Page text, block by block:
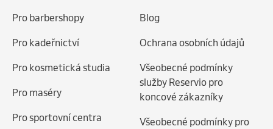
Pro barbershopy
Pro kadeřnictví
Pro kosmetická studia
Pro maséry
Pro sportovní centra
Blog
Ochrana osobních údajů
Všeobecné podmínky
služby Reservio pro
koncové zákazníky
Všeobecné podmínky pro